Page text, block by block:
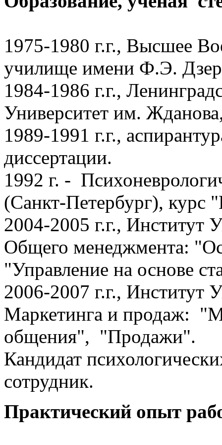
1975-1980 г.г., Высшее
училище имени Ф.Э.
1984-1986 г.г.,
Университет им.
1989-1991 г.г.,
диссертации.
1992 г. -
(Санкт-Петербург), курс
2004-2005 г.г., Институт
Общего менеджмента:
"Управление на основе
2006-2007 г.г., Институт
Маркетинга и продаж:
общения", "Продажи".
Кандидат
сотрудник.
Практический опыт